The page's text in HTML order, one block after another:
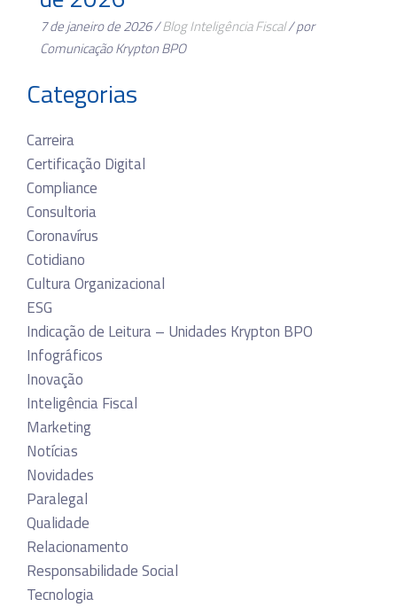
7 de janeiro de 2026 /BlogInteligência Fiscal/ por
Comunicação Krypton BPO
Categorias
Carreira
Certificação Digital
Compliance
Consultoria
Coronavírus
Cotidiano
Cultura Organizacional
ESG
Indicação de Leitura – Unidades Krypton BPO
Infográficos
Inovação
Inteligência Fiscal
Marketing
Notícias
Novidades
Paralegal
Qualidade
Relacionamento
Responsabilidade Social
Tecnologia